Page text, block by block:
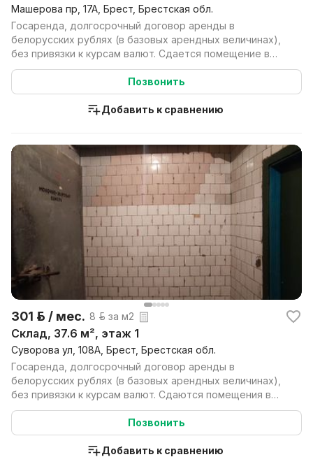
Машерова пр, 17А, Брест, Брестская обл.
Госаренда, долгосрочный договор аренды в
белорусских рублях (в базовых арендных величинах),
без привязки к курсам валют. Сдается помещение в
аренду в ...
Позвонить
Добавить к сравнению
301 р. / мес. 8 р. за м2
Склад, 37.6 м², этаж 1
Суворова ул, 108А, Брест, Брестская обл.
Госаренда, долгосрочный договор аренды в
белорусских рублях (в базовых арендных величинах),
без привязки к курсам валют. Сдаются помещения в
аренду на...
Позвонить
Добавить к сравнению